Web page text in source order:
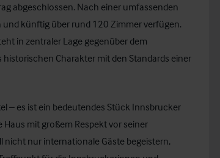
abgeschlossen. Nach einer umfassenden
künftig über rund 120 Zimmer verfügen.
in zentraler Lage gegenüber dem
Charakter mit den Standards einer
– es ist ein bedeutendes Stück Innsbrucker
mit großem Respekt vor seiner
nur internationale Gäste begeistern,